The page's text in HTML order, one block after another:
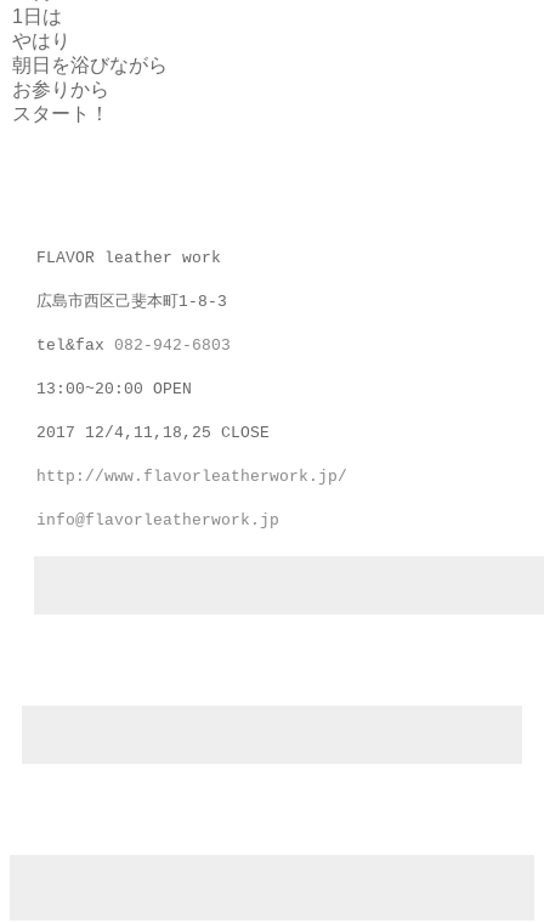
1日は
やはり
朝日を浴びながら
お参りから
スタート！
FLAVOR leather work
広島市西区己斐本町1-8-3
tel&fax 082-942-6803
13:00~20:00 OPEN
2017 12/4,11,18,25 CLOSE
http://www.flavorleatherwork.jp/
info@flavorleatherwork.jp